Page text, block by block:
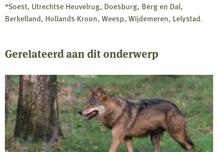
*Soest, Utrechtse Heuvelrug, Doesburg, Berg en Dal,
Berkelland, Hollands Kroon, Weesp, Wijdemeren, Lelystad.
Gerelateerd aan dit onderwerp